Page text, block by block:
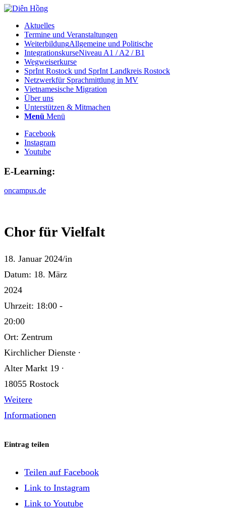
Aktuelles
Termine und Veranstaltungen
WeiterbildungAllgemeine und Politische
IntegrationskurseNiveau A1 / A2 / B1
Wegweiserkurse
SprInt Rostock und SprInt Landkreis Rostock
Netzwerkfür Sprachmittlung in MV
Vietnamesische Migration
Über uns
Unterstützen & Mitmachen
Menü Menü
Facebook
Instagram
Youtube
E-Learning:
oncampus.de
Chor für Vielfalt
18. Januar 2024/in
Datum: 18. März
2024
Uhrzeit: 18:00 -
20:00
Ort: Zentrum
Kirchlicher Dienste ∙
Alter Markt 19 ∙
18055 Rostock
Weitere
Informationen
Eintrag teilen
Teilen auf Facebook
Link to Instagram
Link to Youtube